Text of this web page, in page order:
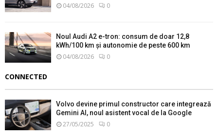
04/08/2026 0
Noul Audi A2 e-tron: consum de doar 12,8
kWh/100 km și autonomie de peste 600 km
04/08/2026 0
CONNECTED
Volvo devine primul constructor care integrează
Gemini AI, noul asistent vocal de la Google
27/05/2025 0